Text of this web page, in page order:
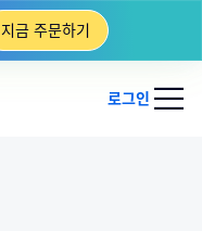
지금 주문하기
로그인